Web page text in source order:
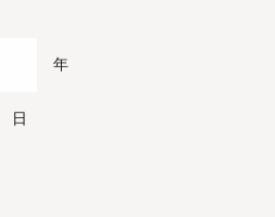
年
日